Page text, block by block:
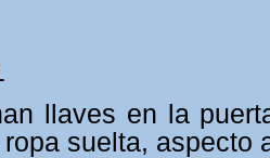
llaves en la
ropa suelta, aspecto